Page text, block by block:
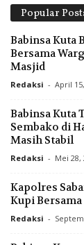
Popular
Babinsa Kuta
Bersama
Masjid
Redaksi - April
Babinsa Kuta
Sembako di
Masih Stabil
Redaksi - Mei 28,
Kapolres
Kupi
Redaksi -